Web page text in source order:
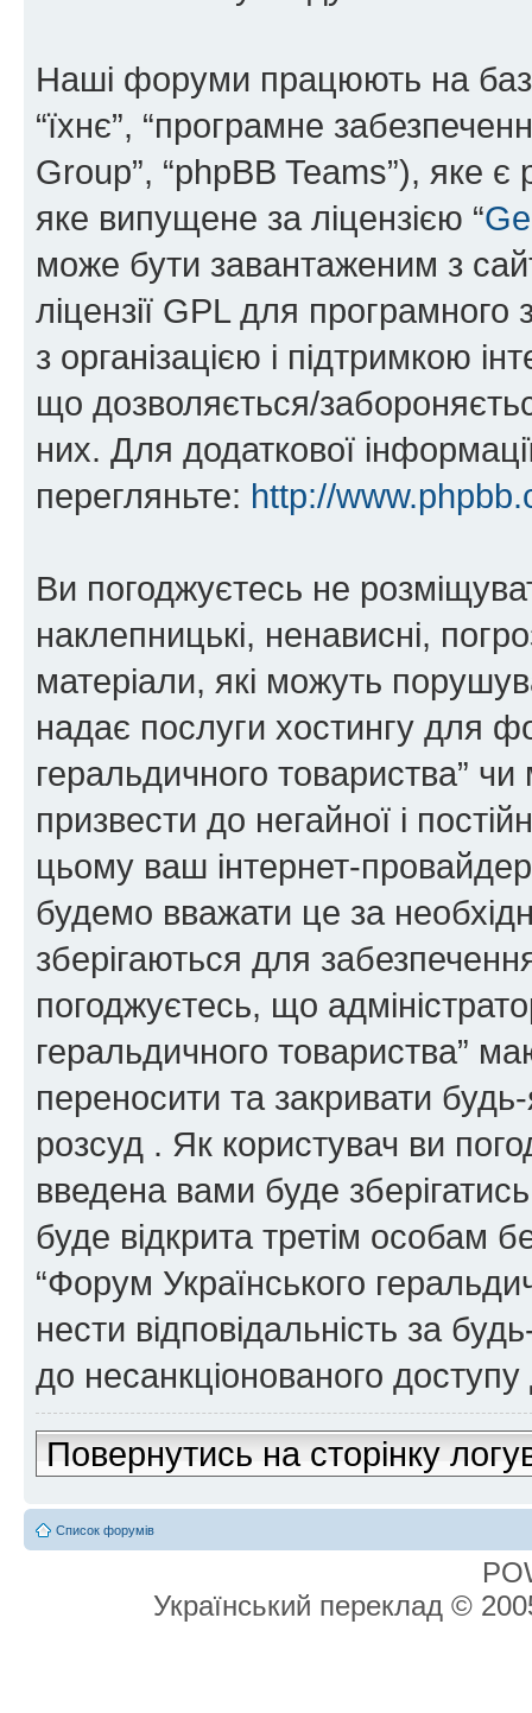
Наші форуми працюють на
“їхнє”, “програмне
Group”, “phpBB Teams”), яке
яке випущене за ліцензією “
може бути завантаженим з
ліцензії GPL для
з організацією і підтримкою
що дозволяється/
них. Для додаткової
перегляньте: http://
Ви погоджуєтесь не
наклепницькі, ненависні,
матеріали, які можуть
надає послуги хостингу для
геральдичного товариства”
призвести до негайної і
цьому ваш інтернет-
будемо вважати це за
зберігаються для
погоджуєтесь, що
геральдичного товариства”
переносити та закривати
розсуд . Як користувач ви
введена вами буде
буде відкрита третім особам
“Форум Українського
нести відповідальність за
до несанкціонованого доступу
Повернутись на сторінку
Список форумів
Український переклад ©